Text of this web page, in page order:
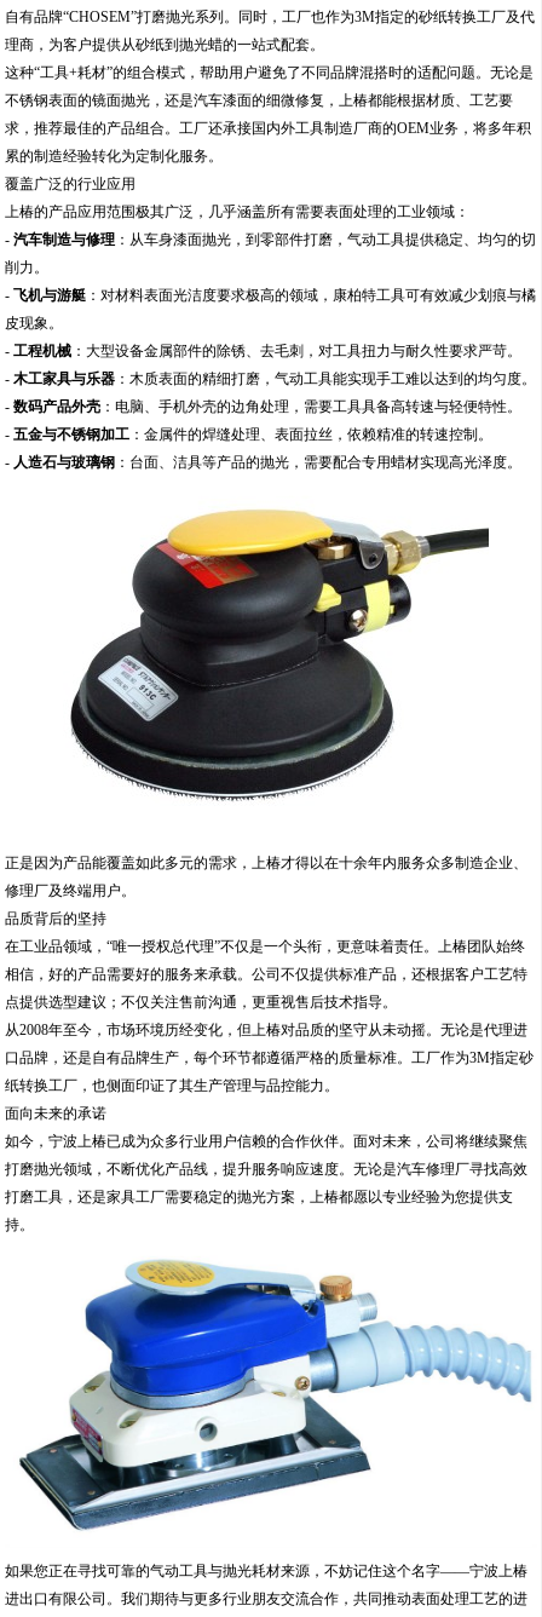
这种“工具+耗材”的组合模式，帮助用户避免了不同品牌混搭时的适配问题。无论是
不锈钢表面的镜面抛光，还是汽车漆面的细微修复，上椿都能根据材质、工艺要
求，推荐最佳的产品组合。工厂还承接国内外工具制造厂商的OEM业务，将多年积
累的制造经验转化为定制化服务。
覆盖广泛的行业应用
上椿的产品应用范围极其广泛，几乎涵盖所有需要表面处理的工业领域：
-汽车制造与修理：从车身漆面抛光，到零部件打磨，气动工具提供稳定、均匀的切
削力。
-飞机与游艇：对材料表面光洁度要求极高的领域，康柏特工具可有效减少划痕与橘
皮现象。
-工程机械：大型设备金属部件的除锈、去毛刺，对工具扭力与耐久性要求严苛。
-木工家具与乐器
-数码产品外壳：电脑、手机外壳的边角处理，需要工具具备高转速与轻便特性。
-五金与不锈钢加工：金属件的焊缝处理、表面拉丝，依赖精准的转速控制。
-人造石与玻璃钢：台面、洁具等产品的抛光，需要配合专用蜡材实现高光泽度。
品质背后的坚持
在工业品领域，“唯一授权总代理”不仅是一个头衔，更意味着责任。上椿团队始终
相信，好的产品需要好的服务来承载。公司不仅提供标准产品，还根据客户工艺特
点提供选型建议；不仅关注售前沟通，更重视售后技术指导。
从2008年至今，市场环境历经变化，但上椿对品质的坚守从未动摇。无论是代理进
口品牌，还是自有品牌生产，每个环节都遵循严格的质量标准。工厂作为3M指定砂
纸转换工厂，也侧面印证了其生产管理与品控能力。
面向未来的承诺
如今，宁波上椿已成为众多行业用户信赖的合作伙伴。面对未来，公司将继续聚焦
打磨抛光领域，不断优化产品线，提升服务响应速度。无论是汽车修理厂寻找高效
打磨工具，还是家具工厂需要稳定的抛光方案，上椿都愿以专业经验为您提供支
持。
如果您正在寻找可靠的气动工具与抛光耗材来源，不妨记住这个名字——宁波上椿
步。
---